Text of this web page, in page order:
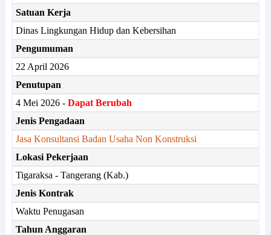
Satuan Kerja
Dinas Lingkungan Hidup dan Kebersihan
Pengumuman
22 April 2026
Penutupan
4 Mei 2026 - Dapat Berubah
Jenis Pengadaan
Jasa Konsultansi Badan Usaha Non Konstruksi
Lokasi Pekerjaan
Tigaraksa - Tangerang (Kab.)
Jenis Kontrak
Waktu Penugasan
Tahun Anggaran